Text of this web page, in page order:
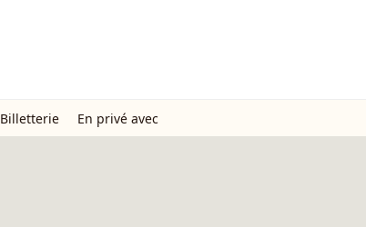
Billetterie En privé avec